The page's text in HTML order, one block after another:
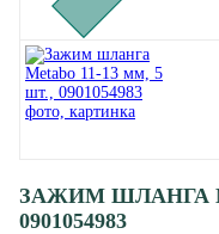
ЗАЖИМ ШЛАНГА
0901054983